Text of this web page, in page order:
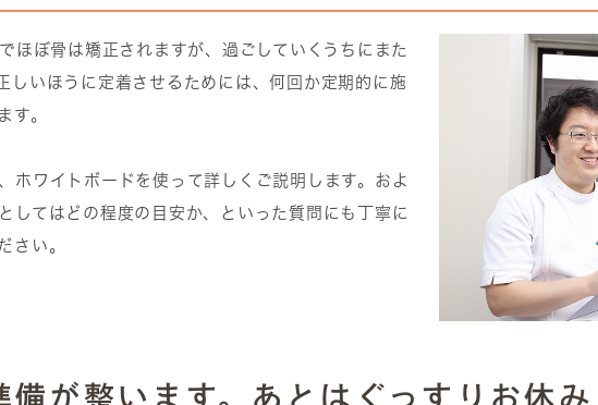
ぼ骨は矯正されますが、過ごしていくうちにまた
しいほうに定着させるためには、何回か定期的に施
す。
ホワイトボードを使って詳しくご説明します。およ
してはどの程度の目安か、といった質問にも丁寧に
さい。
が整います。あとはぐっすりお休み